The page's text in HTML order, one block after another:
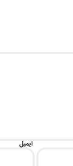
ایمیل